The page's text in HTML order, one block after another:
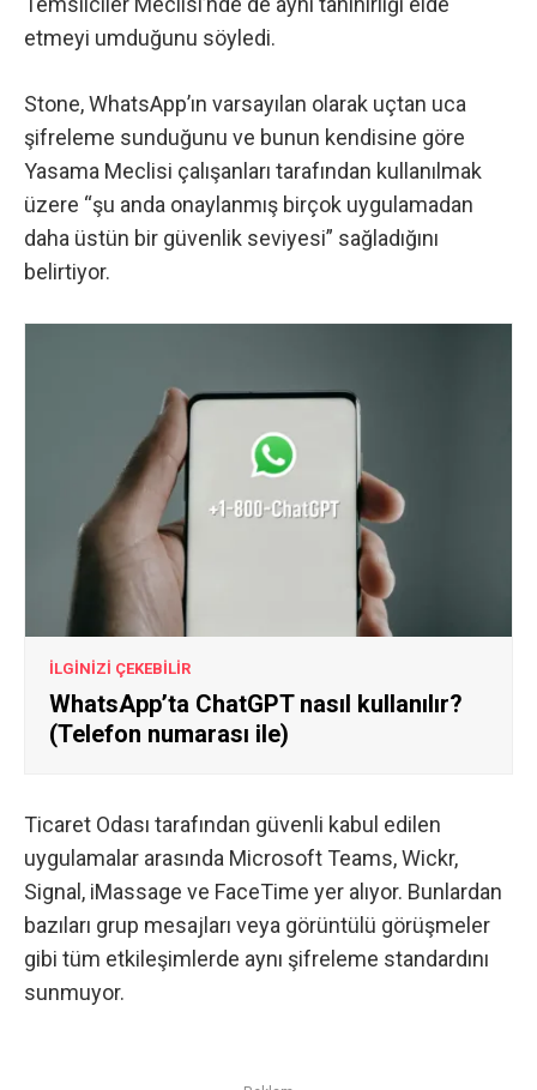
etmeyi umduğunu söyledi.
Stone, WhatsApp’ın varsayılan olarak uçtan uca
şifreleme sunduğunu ve bunun kendisine göre
Yasama Meclisi çalışanları tarafından kullanılmak
üzere “şu anda onaylanmış birçok uygulamadan
daha üstün bir güvenlik seviyesi” sağladığını
belirtiyor.
İLGİNİZİ ÇEKEBİLİR
WhatsApp’ta ChatGPT nasıl kullanılır?
(Telefon numarası ile)
Ticaret Odası tarafından güvenli kabul edilen
uygulamalar arasında Microsoft Teams, Wickr,
Signal, iMassage ve FaceTime yer alıyor. Bunlardan
bazıları grup mesajları veya görüntülü görüşmeler
gibi tüm etkileşimlerde aynı şifreleme standardını
sunmuyor.